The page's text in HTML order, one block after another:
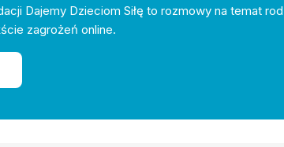
Dajemy Dzieciom Siłę to rozmowy na temat
zagrożeń online.